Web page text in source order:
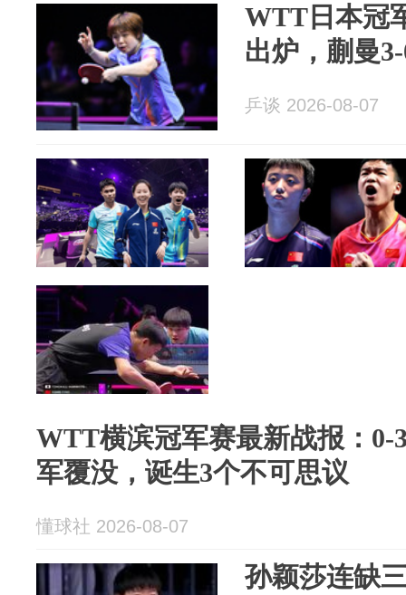
WTT日本冠
出炉，蒯曼
乒谈 2026-08-07
WTT横滨冠军赛最新战报：0-
军覆没，诞生3个不可思议
懂球社 2026-08-07
孙颖莎连缺